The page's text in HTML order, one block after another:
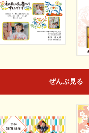
ぜんぶ見る